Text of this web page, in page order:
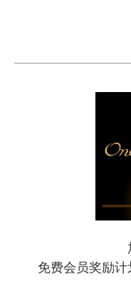
免费会员奖励计